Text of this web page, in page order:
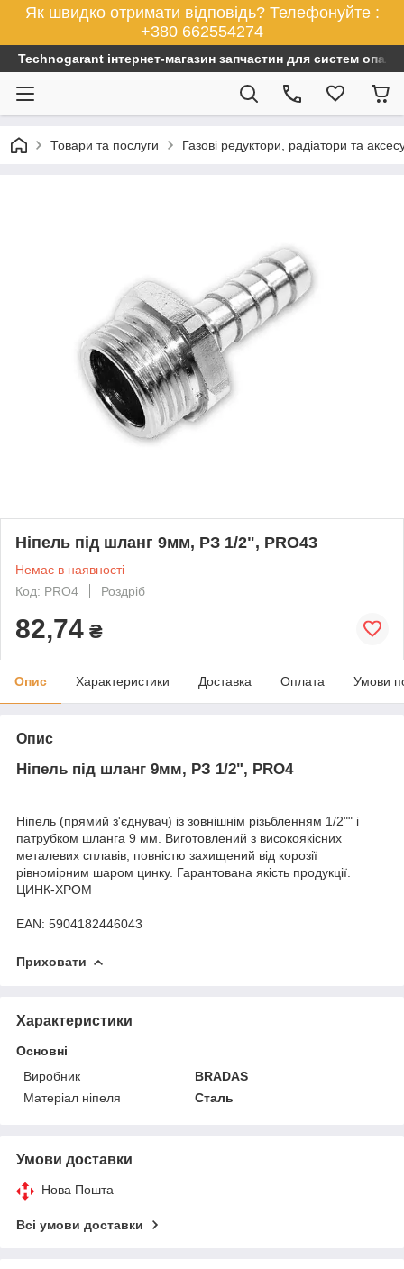
Як швидко отримати відповідь? Телефонуйте :
+380 662554274
Technogarant інтернет-магазин запчастин для систем
Товари та послуги Газові редуктори, радіатори та
Ніпель під шланг 9мм, РЗ 1/2", PRO43
Немає в наявності
Код: PRO4
Роздріб
82,74 ₴
Опис Характеристики Доставка Оплата Умови
Опис
Ніпель під шланг 9мм, РЗ 1/2", PRO4
Ніпель (прямий з'єднувач) із зовнішнім різьбленням 1/2"" і
патрубком шланга 9 мм. Виготовлений з високоякісних
металевих сплавів, повністю захищений від корозії
рівномірним шаром цинку. Гарантована якість продукції.
ЦИНК-ХРОМ
EAN: 5904182446043
Приховати
Характеристики
Основні
Виробник
BRADAS
Матеріал ніпеля
Сталь
Умови доставки
Нова Пошта
Всі умови доставки